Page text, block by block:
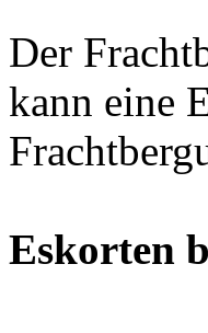
Der
kann eine
Eskorten